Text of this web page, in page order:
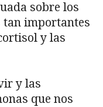
sobre los
tan importantes
y las
y las
que nos